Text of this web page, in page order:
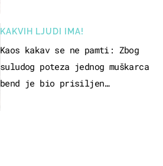
KAKVIH LJUDI IMA!
Kaos kakav se ne pamti: Zbog
suludog poteza jednog muškarca
bend je bio prisiljen